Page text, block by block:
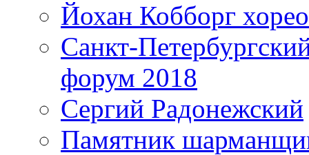
Йохан Кобборг
Санкт-
форум 2018
Сергий Радонежский
Памятник